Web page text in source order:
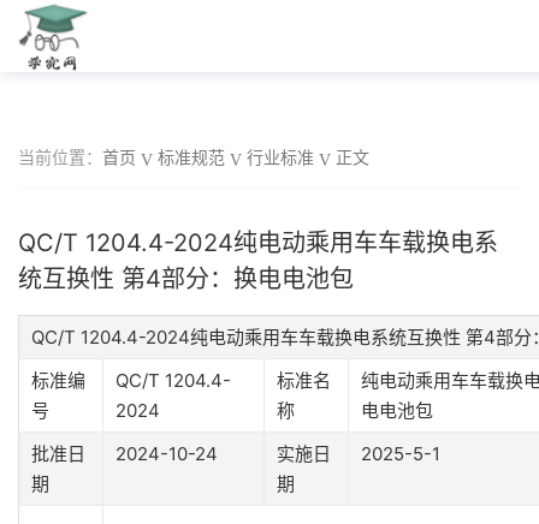
当前位置： 首页 标准规范 行业标准 正文
QC/T 1204.4-2024纯电动乘用车车载换电系
统互换性 第4部分：换电电池包
QC/T 1204.4-2024纯电动乘用车车载换电系统互换性 第4部分
标准编
号
QC/T 1204.4-
2024
标准名
称
纯电动乘用车车载换
电电池包
批准日
期
2024-10-24
实施日
期
2025-5-1